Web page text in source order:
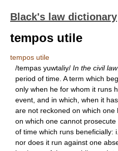
Black's law dictionary
tempos utile
tempos utile
/tempas yuwtaliy/ In the civil law
period of time. A term which
only when he for whom it runs
event, and in which, when it
are not reckoned on which one
on which one cannot
of time which runs beneficially:
nor does it run against one